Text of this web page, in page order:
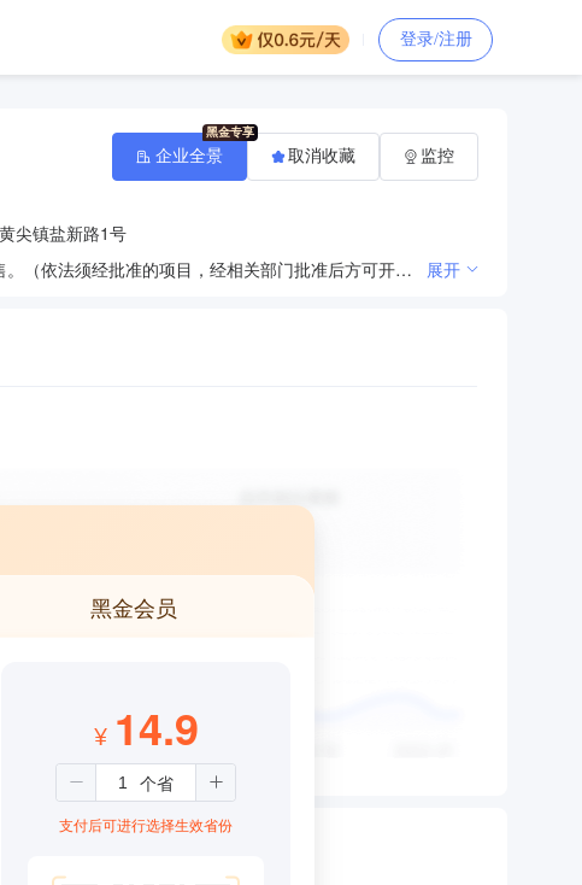
登录/注册
尖镇盐新路1号
通风机械、机顶盒制造；真空设备、电炉生产、销售；软件开发、销售、技术服务；模具制造、销售。（依法须经批准的项目，经相关部门批准后方可开展经营活动） 展开
企业全景 取消收藏 监控
黑金会员
元
¥ 14.9
支付后可进行选择生效省份